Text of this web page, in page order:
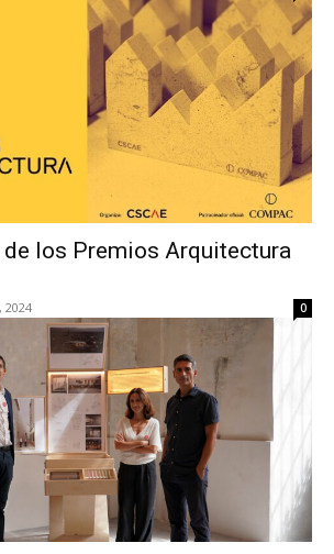
los Premios Arquitectura
2024 0